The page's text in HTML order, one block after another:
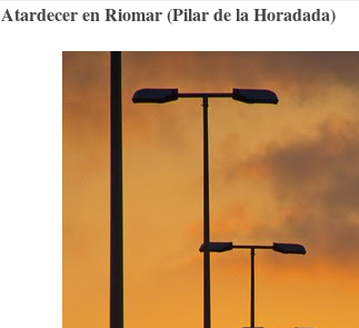
Atardecer en Riomar (Pilar de la Horadada)